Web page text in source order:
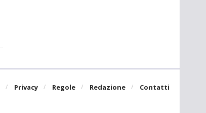
Privacy Regole Redazione Contatti